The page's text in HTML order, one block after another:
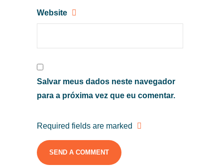
Website
Salvar meus dados neste navegador
para a próxima vez que eu comentar.
Required fields are marked